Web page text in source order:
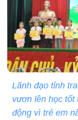
Lãnh đạo tỉnh
vươn lên học tốt
động vì trẻ em